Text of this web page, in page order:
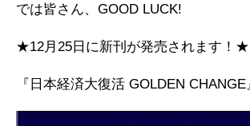
では皆さん、GOOD LUCK!
★12月25日に新刊が発売されます！★
『日本経済大復活 GOLDEN CHANGE